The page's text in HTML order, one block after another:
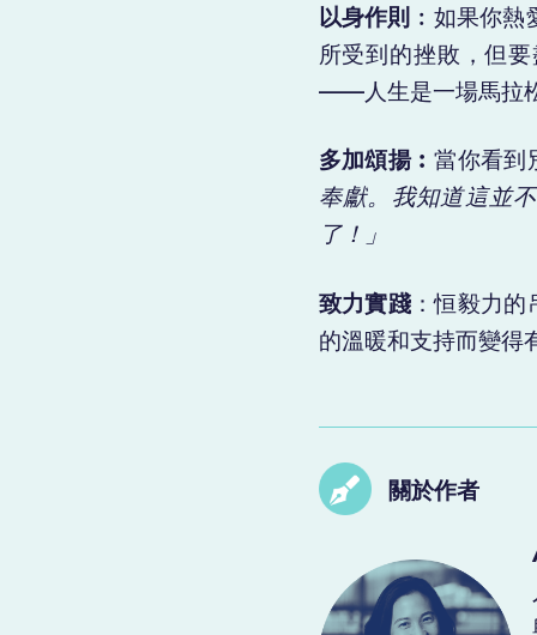
以身作則 ︰如果你
所受到的挫敗，但
——人生是一場馬拉
多加頌揚︰當你看到
奉獻。我知道這並
了！」
致力實踐 ：恒毅力
的溫暖和支持而變得
關於作者